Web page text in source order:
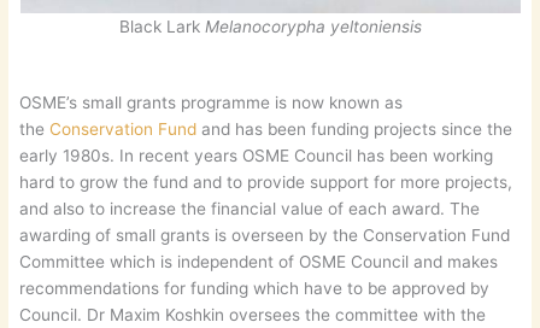
Black Lark Melanocorypha yeltoniensis
OSME’s small grants programme is now known as
the Conservation Fund and has been funding projects since the
early 1980s. In recent years OSME Council has been working
hard to grow the fund and to provide support for more projects,
and also to increase the financial value of each award. The
awarding of small grants is overseen by the Conservation Fund
Committee which is independent of OSME Council and makes
recommendations for funding which have to be approved by
Council. Dr Maxim Koshkin oversees the committee with the